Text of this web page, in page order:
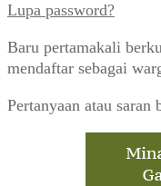
Lupa password?
Baru pertamakali
mendaftar sebagai
Pertanyaan atau saran